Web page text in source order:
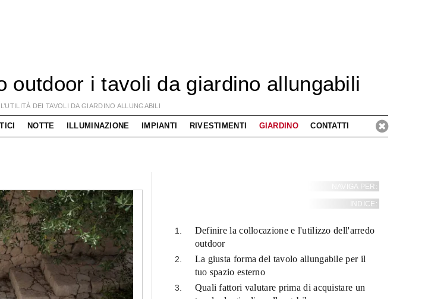
outdoor i tavoli da giardino allungabili
L’UTILITÀ DEI TAVOLI DA GIARDINO ALLUNGABILI
NOTTE ILLUMINAZIONE IMPIANTI RIVESTIMENTI GIARDINO CONTATTI
NAVIGA PER:
INDICE:
Definire la collocazione e l'utilizzo dell'arredo
outdoor
La giusta forma del tavolo allungabile per il
tuo spazio esterno
Quali fattori valutare prima di acquistare un